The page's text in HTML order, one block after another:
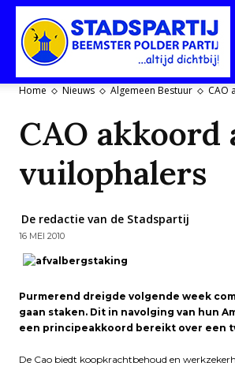
Home Nieuws Algemeen Bestuur CAO
CAO
vuilophalers
De redactie van de Stadspartij
16 MEI 2010
Purmerend dreigde volgende week
gaan staken. Dit in navolging van hun
een principeakkoord bereikt over een
De Cao biedt koopkrachtbehoud en